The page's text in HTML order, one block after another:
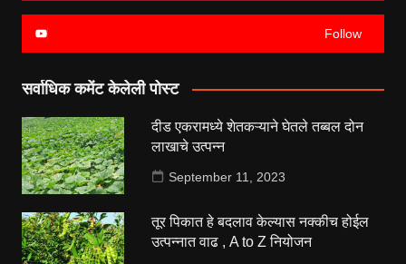
Follow
सर्वाधिक कमेंट केलेली पोस्ट
दीड एकरामध्ये शेतकऱ्याने घेतले तब्बल दोन
लाखाचे उत्पन्न
September 11, 2023
तूर पिकात हे बदलाव केल्यास नक्कीच होईल
उत्पन्नात वाढ , A to Z नियोजन